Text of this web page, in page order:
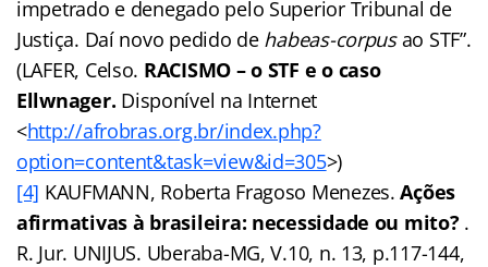
impetrado e denegado pelo Superior Tribunal de
Justiça. Daí novo pedido de habeas-corpusao STF”.
(LAFER, Celso. RACISMO – o STF e o caso
Ellwnager. Disponível na Internet
<http://afrobras.org.br/index.php?
option=content&task=view&id=305>)
[4] KAUFMANN, Roberta Fragoso Menezes.Ações
afirmativas à brasileira: necessidade ou mito?.
R. Jur. UNIJUS. Uberaba-MG, V.10, n. 13, p.117-144,